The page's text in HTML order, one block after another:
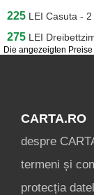
Die angezeigten
225 LEI Casuta - 2
275 LEI
CARTA.RO
despre
termeni și
protecția